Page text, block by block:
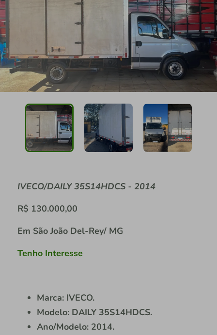
IVECO/DAILY 35S14HDCS - 2014
R$ 130.000,00
Em São João Del-Rey/ MG
Tenho Interesse
Marca: IVECO.
Modelo: DAILY 35S14HDCS.
Ano/Modelo: 2014.